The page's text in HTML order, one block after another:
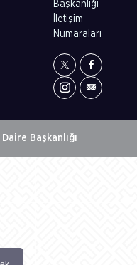
Başkanlığı
İletişim
Numaraları
Başkanlığı